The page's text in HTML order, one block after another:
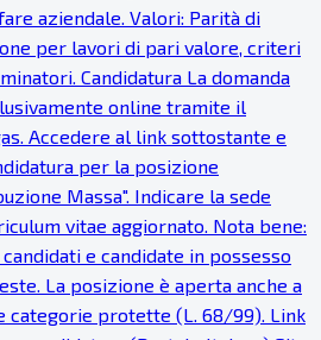
aziendale. Valori: Parità di
per lavori di pari valore, criteri
Candidatura La domanda
online tramite il
Accedere al link sottostante e
per la posizione
Massa". Indicare la sede
vitae aggiornato. Nota bene:
e candidate in possesso
La posizione è aperta anche a
protette (L. 68/99). Link